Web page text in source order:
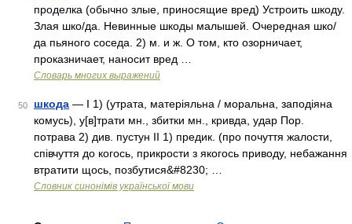
проделка (обычно злые, приносящие вред) Устроить шкоду.
Злая шко/да. Невинные шкоды малышей. Очередная шко/
да пьяного соседа. 2) м. и ж. О том, кто озорничает,
проказничает, наносит вред …
Словарь многих выражений
50 шкода — I 1) (утрата, матеріяльна / моральна, заподіяна
комусь), у[в]трати мн., збитки мн., кривда, удар Пор.
потрава 2) див. пустун II 1) предик. (про почуття жалости,
співчуття до когось, прикрости з якогось приводу, небажання
втратити щось, позбутися&#8230; …
Словник синонімів української мови